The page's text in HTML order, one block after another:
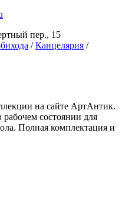
пер., 15
/ Канцелярия /
на сайте АртАнтик.
состоянии для
Полная комплектация и